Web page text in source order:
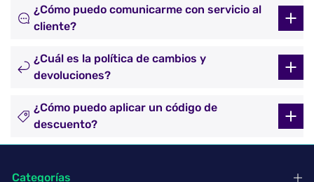
¿Cómo puedo comunicarme con servicio al
cliente?
¿Cuál es la política de cambios y
devoluciones?
¿Cómo puedo aplicar un código de
descuento?
Categorías